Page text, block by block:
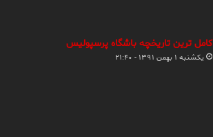
کامل ترین تاریخچه باشگاه پرسپولیس
یکشنبه ۱ بهمن ۱۳۹۱ - ۲۱:۴۰